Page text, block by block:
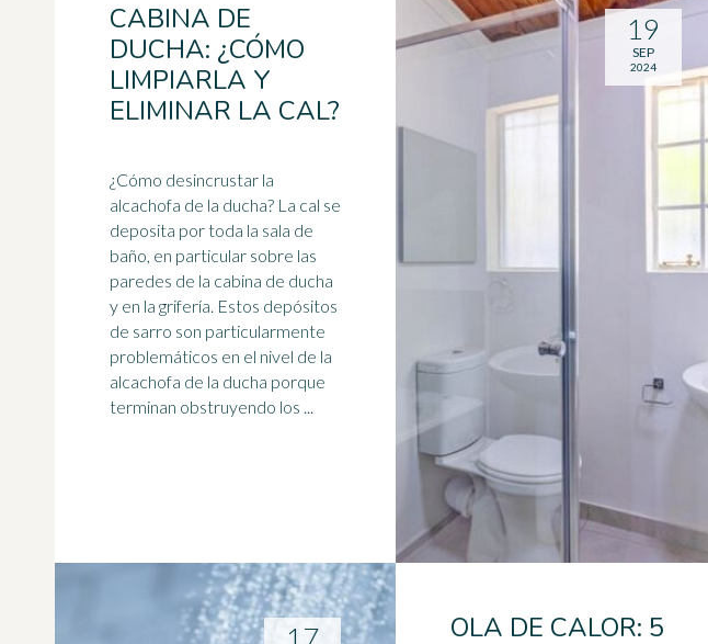
CABINA DE
DUCHA: ¿CÓMO
LIMPIARLA Y
ELIMINAR LA CAL?
¿Cómo desincrustar la
alcachofa de la ducha? La cal se
deposita por toda la sala de
baño, en particular sobre las
paredes de la cabina de ducha
y en la grifería. Estos depósitos
de sarro son particularmente
problemáticos en el nivel de la
alcachofa de la ducha porque
terminan obstruyendo los ...
19
SEP
2024
OLA DE CALOR: 5